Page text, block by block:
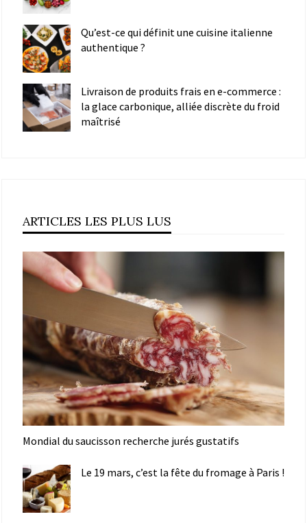
Qu’est-ce qui définit une cuisine italienne
authentique ?
Livraison de produits frais en e-commerce :
la glace carbonique, alliée discrète du froid
maîtrisé
ARTICLES LES PLUS LUS
Mondial du saucisson recherche jurés gustatifs
Le 19 mars, c’est la fête du fromage à Paris !